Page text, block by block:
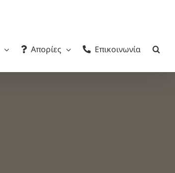
Απορίες Επικοινωνία